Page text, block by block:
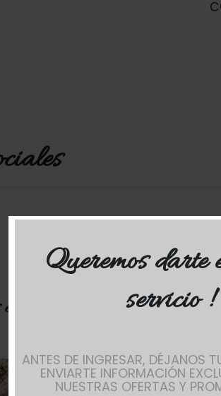
jardín
Queremos darte
servicio !
ANTES DE INGRESAR, DÉJANOS
ENVIARTE INFORMACIÓN
NUESTRAS OFERTAS Y